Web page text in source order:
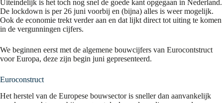
Uiteindelijk is het toch nog snel de goede kant opgegaan in Nederland.
De lockdown is per 26 juni voorbij en (bijna) alles is weer mogelijk.
Ook de economie trekt verder aan en dat lijkt direct tot uiting te komen
in de vergunningen cijfers.
We beginnen eerst met de algemene bouwcijfers van Eurocontstruct
voor Europa, deze zijn begin juni gepresenteerd.
Euroconstruct
Het herstel van de Europese bouwsector is sneller dan aanvankelijk